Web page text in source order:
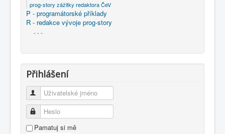
prog-story zážitky redaktora ČeV
P - programátorské příklady
R - redakce vývoje prog-story
- - -
Přihlášení
Uživatelské jméno
Heslo
Pamatuj si mě